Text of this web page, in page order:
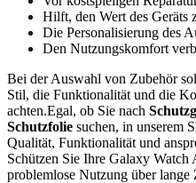
Hilft, den Wert des Geräts
Die Personalisierung des
Den Nutzungskomfort
Bei der Auswahl von Zubehör
Stil, die Funktionalität und die
achten.Egal, ob Sie nach
Schutzfolie suchen, in unserem
Qualität, Funktionalität und
Schützen Sie Ihre Galaxy Watch
problemlose Nutzung über lange